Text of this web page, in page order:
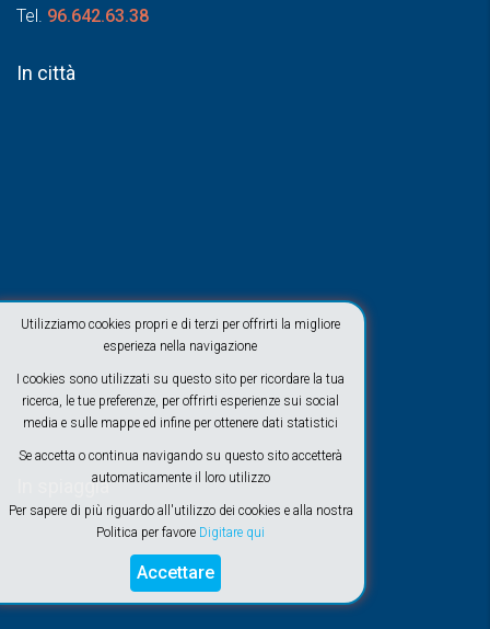
Utilizziamo cookies propri e di terzi per offrirti la migliore
esperieza nella navigazione
I cookies sono utilizzati su questo sito per ricordare la tua
ricerca, le tue preferenze, per offrirti esperienze sui social
media e sulle mappe ed infine per ottenere dati statistici
Se accetta o continua navigando su questo sito accetterà
automaticamente il loro utilizzo
Per sapere di più riguardo all'utilizzo dei cookies e alla nostra
Politica per favore Digitare qui
Accettare
Tel. 96.642.63.38
In città
In spiaggia